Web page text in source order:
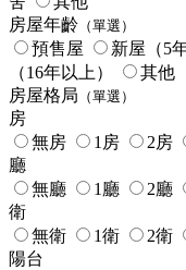
房屋年齡 （單選）
預售屋 新屋（5
（16年以上）
其他
房屋格局 （單選）
房
無房
1房 2房
廳
無廳
1廳 2廳
衛
無衛
1衛 2衛
陽台